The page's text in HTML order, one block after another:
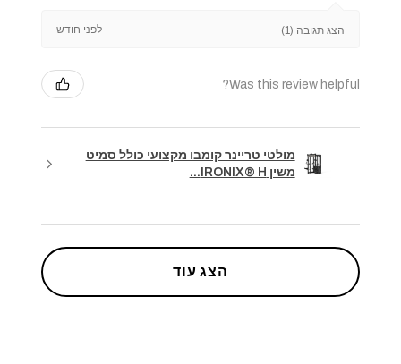
הצג תגובה (1) לפני חודש
Was this review helpful?
מולטי טריינר קומבו מקצועי כולל סמיט
משין IRONIX® H...
הצג עוד